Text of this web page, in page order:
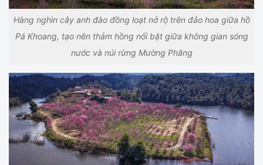
Hàng nghìn cây anh đào đồng loạt nở rộ trên đảo hoa giữa hồ
Pá Khoang, tạo nên thảm hồng nổi bật giữa không gian sóng
nước và núi rừng Mường Phăng